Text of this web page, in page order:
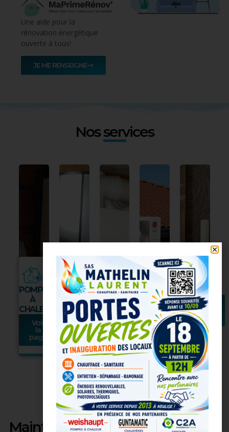
Une aide pour la
rénovation énergétique
ouverte à tous!
JE ME RENSEIGNE
Nos services
POMPE
À
CHALEUR
Voir
la
page
CHAUFFAGE
BOIS
Voir
la
page
CHAUFFAGE
GAZ /
FUEL
Voir
la
page
CLIMATISATION
Voir
la
page
SANITAIRE
Voir
la
page
Maintenance /SAV